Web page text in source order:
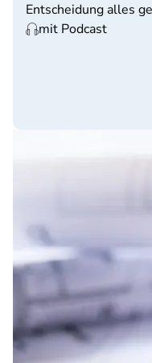
Entscheidung alles
mit Podcast